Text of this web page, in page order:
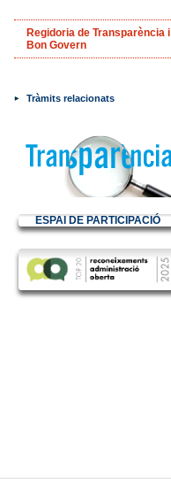
Regidoria de Transparència i
Bon Govern
Tràmits relacionats
ESPAI DE PARTICIPACIÓ